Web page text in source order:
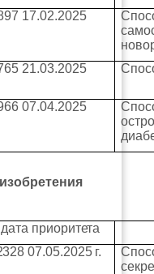
17.02.2025
21.03.2025
07.04.2025
приоритета
07.05.2025 г.